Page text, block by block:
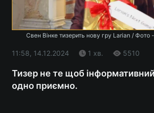
Свен Вінке тизерить нову гру Larian / Фото
11:58, 14.12.2024 1 хв. 5510
Тизер не те щоб
одно приємно.